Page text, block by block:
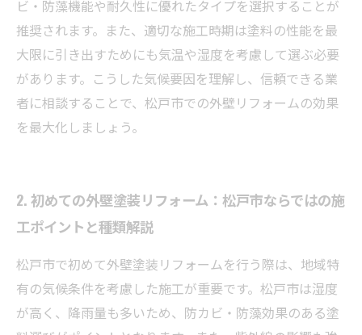
ビ・防藻機能や耐久性に優れたタイプを選択することが
推奨されます。また、適切な施工時期は塗料の性能を最
大限に引き出すためにも気温や湿度を考慮して選ぶ必要
があります。こうした気候要因を理解し、信頼できる業
者に相談することで、松戸市での外壁リフォームの効果
を最大化しましょう。
2. 初めての外壁塗装リフォーム：松戸市ならではの施
工ポイントと種類解説
松戸市で初めて外壁塗装リフォームを行う際は、地域特
有の気候条件を考慮した施工が重要です。松戸市は湿度
が高く、降雨量も多いため、防カビ・防藻効果のある塗